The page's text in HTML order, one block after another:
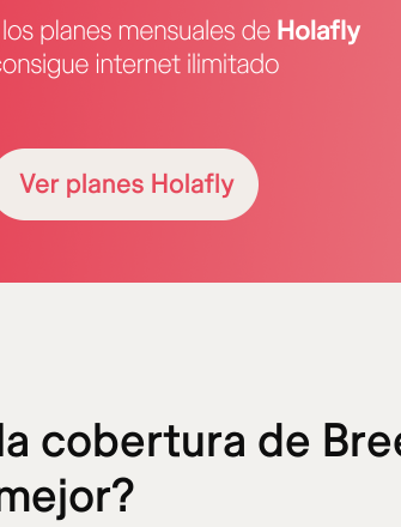
cobertura de